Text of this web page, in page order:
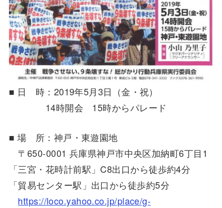
■ 日 時：2019年5月3日（金・祝）
14時開会 15時からパレード
■ 場 所：神戸・東遊園地
〒650-0001 兵庫県神戸市中央区加納町6丁目1
「三宮・花時計前駅」C8出口から徒歩約4分
「貿易センター駅」出口から徒歩約5分
https://loco.yahoo.co.jp/place/g-